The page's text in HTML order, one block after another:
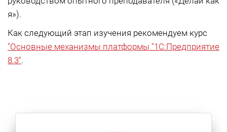
я»).
Как следующий этап изучения рекомендуем курс
"Основные механизмы платформы "1С:Предприятие
8.3".